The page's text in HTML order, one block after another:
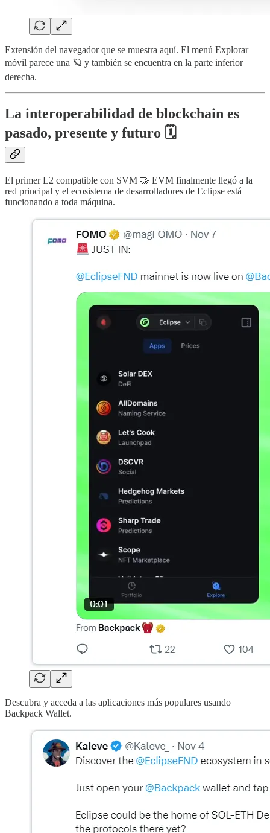
Extensión del navegador que se muestra aquí. El menú Explorar
móvil parece una 🪐 y también se encuentra en la parte inferior
derecha.
La interoperabilidad de blockchain es
pasado, presente y futuro 🗓️
El primer L2 compatible con SVM 🤝 EVM finalmente llegó a la
red principal y el ecosistema de desarrolladores de Eclipse está
funcionando a toda máquina.
Descubra y acceda a las aplicaciones más populares usando
Backpack Wallet.